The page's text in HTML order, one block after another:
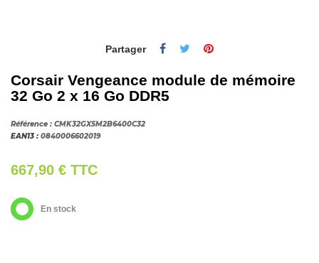
Partager
Corsair Vengeance module de mémoire
32 Go 2 x 16 Go DDR5
Référence : CMK32GX5M2B6400C32
EAN13 : 0840006602019
667,90 € TTC
En stock